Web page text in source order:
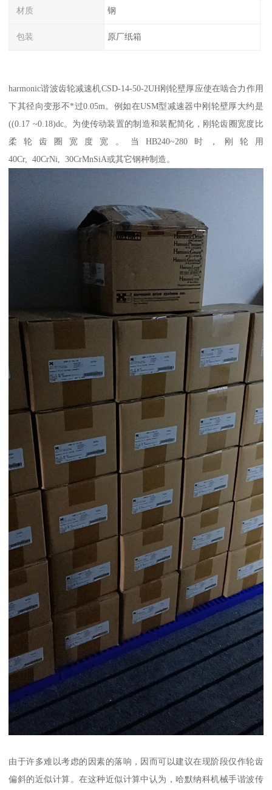
材质 钢
包装 原厂纸箱
harmonic谐波齿轮减速机CSD-14-50-2UH刚轮壁厚应使在啮合力作用
下其径向变形不*过0.05m。例如在USM型减速器中刚轮壁厚大约是
((0.17 ~0.18)dc。为使传动装置的制造和装配简化，刚轮齿圈宽度比
柔轮齿圈宽度宽。当HB240~280时，刚轮用
40Cr, 40CrNi, 30CrMnSiA或其它钢种制造。
由于许多难以考虑的因素的落响，因而可以建议在现阶段仅作轮齿
偏斜的近似计算。在这种近似计算中认为，哈默纳科机械手谐波传